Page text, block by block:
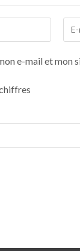
e-mail et mon